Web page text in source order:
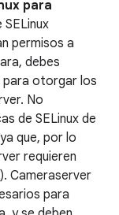
para
permisos a
debes
para otorgar los
No
de SELinux de
que, por lo
requieren
Cameraserver
para